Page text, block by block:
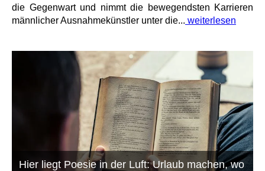
die Gegenwart und nimmt die bewegendsten Karrieren
männlicher Ausnahmekünstler unter die... weiterlesen
Hier liegt Poesie in der Luft: Urlaub machen, wo